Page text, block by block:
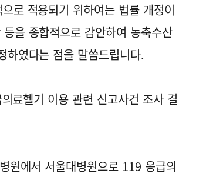
로 적용되기 위하여는 법률 개정이
을 종합적으로 감안하여 농축수산
였다는 점을 말씀드립니다.
료헬기 이용 관련 신고사건 조사 결
원에서 서울대병원으로 119 응급의